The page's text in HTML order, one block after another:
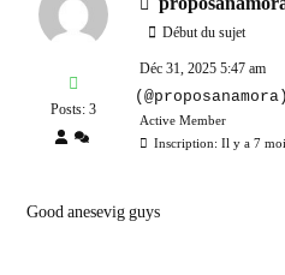
Posts: 3
Début du sujet
Déc 31, 2025 5:47 am
(@proposanamora)
Active Member
Inscription: Il y a 7
Good anesevig guys